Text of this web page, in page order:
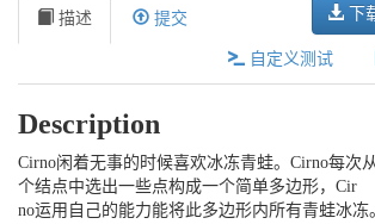
下
描述 提交
自定义测试
Description
Cirno闲着无事的时候喜欢冰冻青蛙。Cirno每次
个结点中选出一些点构成一个简单多边形，Cir
no运用自己的能力能将此多边形内所有青蛙冰冻